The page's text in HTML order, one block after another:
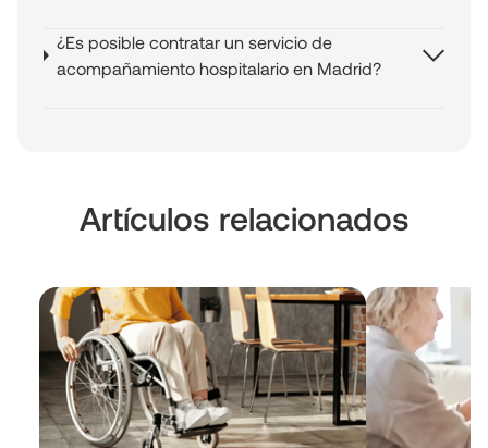
¿Es posible contratar un servicio de
acompañamiento hospitalario en Madrid?
Artículos relacionados